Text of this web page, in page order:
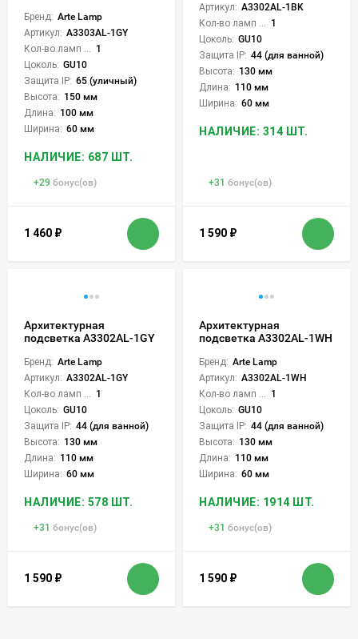
Бренд: Arte Lamp
Артикул: A3303AL-1GY
1
Цоколь: GU10
Защита IP: 65 (уличный)
Высота: 150 мм
Длина: 100 мм
Ширина: 60 мм
НАЛИЧИЕ: 687 ШТ.
+29 бонус(ов)
1 460 ₽
Артикул: A3302AL-1BK
1
Цоколь: GU10
Защита IP: 44 (для ванной)
Высота: 130 мм
Длина: 110 мм
Ширина: 60 мм
НАЛИЧИЕ: 314 ШТ.
+31 бонус(ов)
1 590 ₽
Архитектурная
подсветка A3302AL-1GY
Бренд: Arte Lamp
Артикул: A3302AL-1GY
1
Цоколь: GU10
Защита IP: 44 (для ванной)
Высота: 130 мм
Длина: 110 мм
Ширина: 60 мм
НАЛИЧИЕ: 578 ШТ.
+31 бонус(ов)
1 590 ₽
Архитектурная
подсветка A3302AL-1WH
Бренд: Arte Lamp
Артикул: A3302AL-1WH
1
Цоколь: GU10
Защита IP: 44 (для ванной)
Высота: 130 мм
Длина: 110 мм
Ширина: 60 мм
НАЛИЧИЕ: 1914 ШТ.
+31 бонус(ов)
1 590 ₽